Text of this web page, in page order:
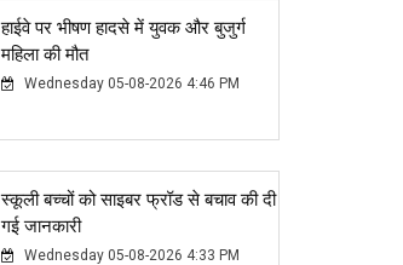
हाईवे पर भीषण हादसे में युवक और बुजुर्ग
महिला की मौत
Wednesday 05-08-2026 4:46 PM
स्कूली बच्चों को साइबर फ्रॉड से बचाव की दी
गई जानकारी
Wednesday 05-08-2026 4:33 PM